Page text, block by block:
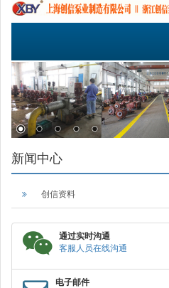
新闻中心
创信资料
通过实时沟通
客服人员在线沟通
电子邮件